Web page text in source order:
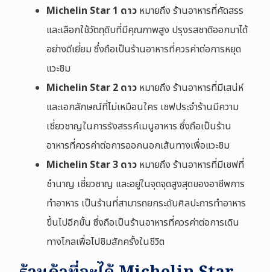
Michelin Star 1 ดาวหมายถึง ร้านอาหารที่คัดสรร
และเลือกใช้วัตถุดิบที่มีคุณภาพสูง ปรุงรสชาติออกมาได้
อย่างดีเยี่ยม ซึ่งถือเป็นร้านอาหารที่ควรค่าต่อการหยุด
แวะชิม
Michelin Star 2 ดาว หมายถึง ร้านอาหารที่มีเสน่ห์
และเอกลักษณ์ที่ไม่เหมือนใคร เชฟประจำร้านมีความ
เชี่ยวชาญในการรังสรรค์เมนูอาหาร ซึ่งถือเป็นร้าน
อาหารที่ควรค่าต่อการออกนอกเส้นทางเพื่อแวะชิม
Michelin Star 3 ดาวหมายถึง ร้านอาหารที่มีเชฟที่
ชำนาญ เชี่ยวชาญ และอยู่ในจุดจุดสูงสุดของอาชีพการ
ทำอาหาร เป็นร้านที่สามารถยกระดับศิลปะการทำอาหาร
ขึ้นไปอีกขั้น ซึ่งถือเป็นร้านอาหารที่ควรค่าต่อการเดิน
ทางไกลเพื่อไปชิมสักครั้งในชีวิต